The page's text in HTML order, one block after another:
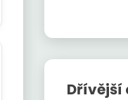
Dřívější